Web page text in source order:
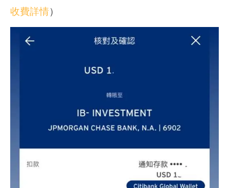
收費詳情）